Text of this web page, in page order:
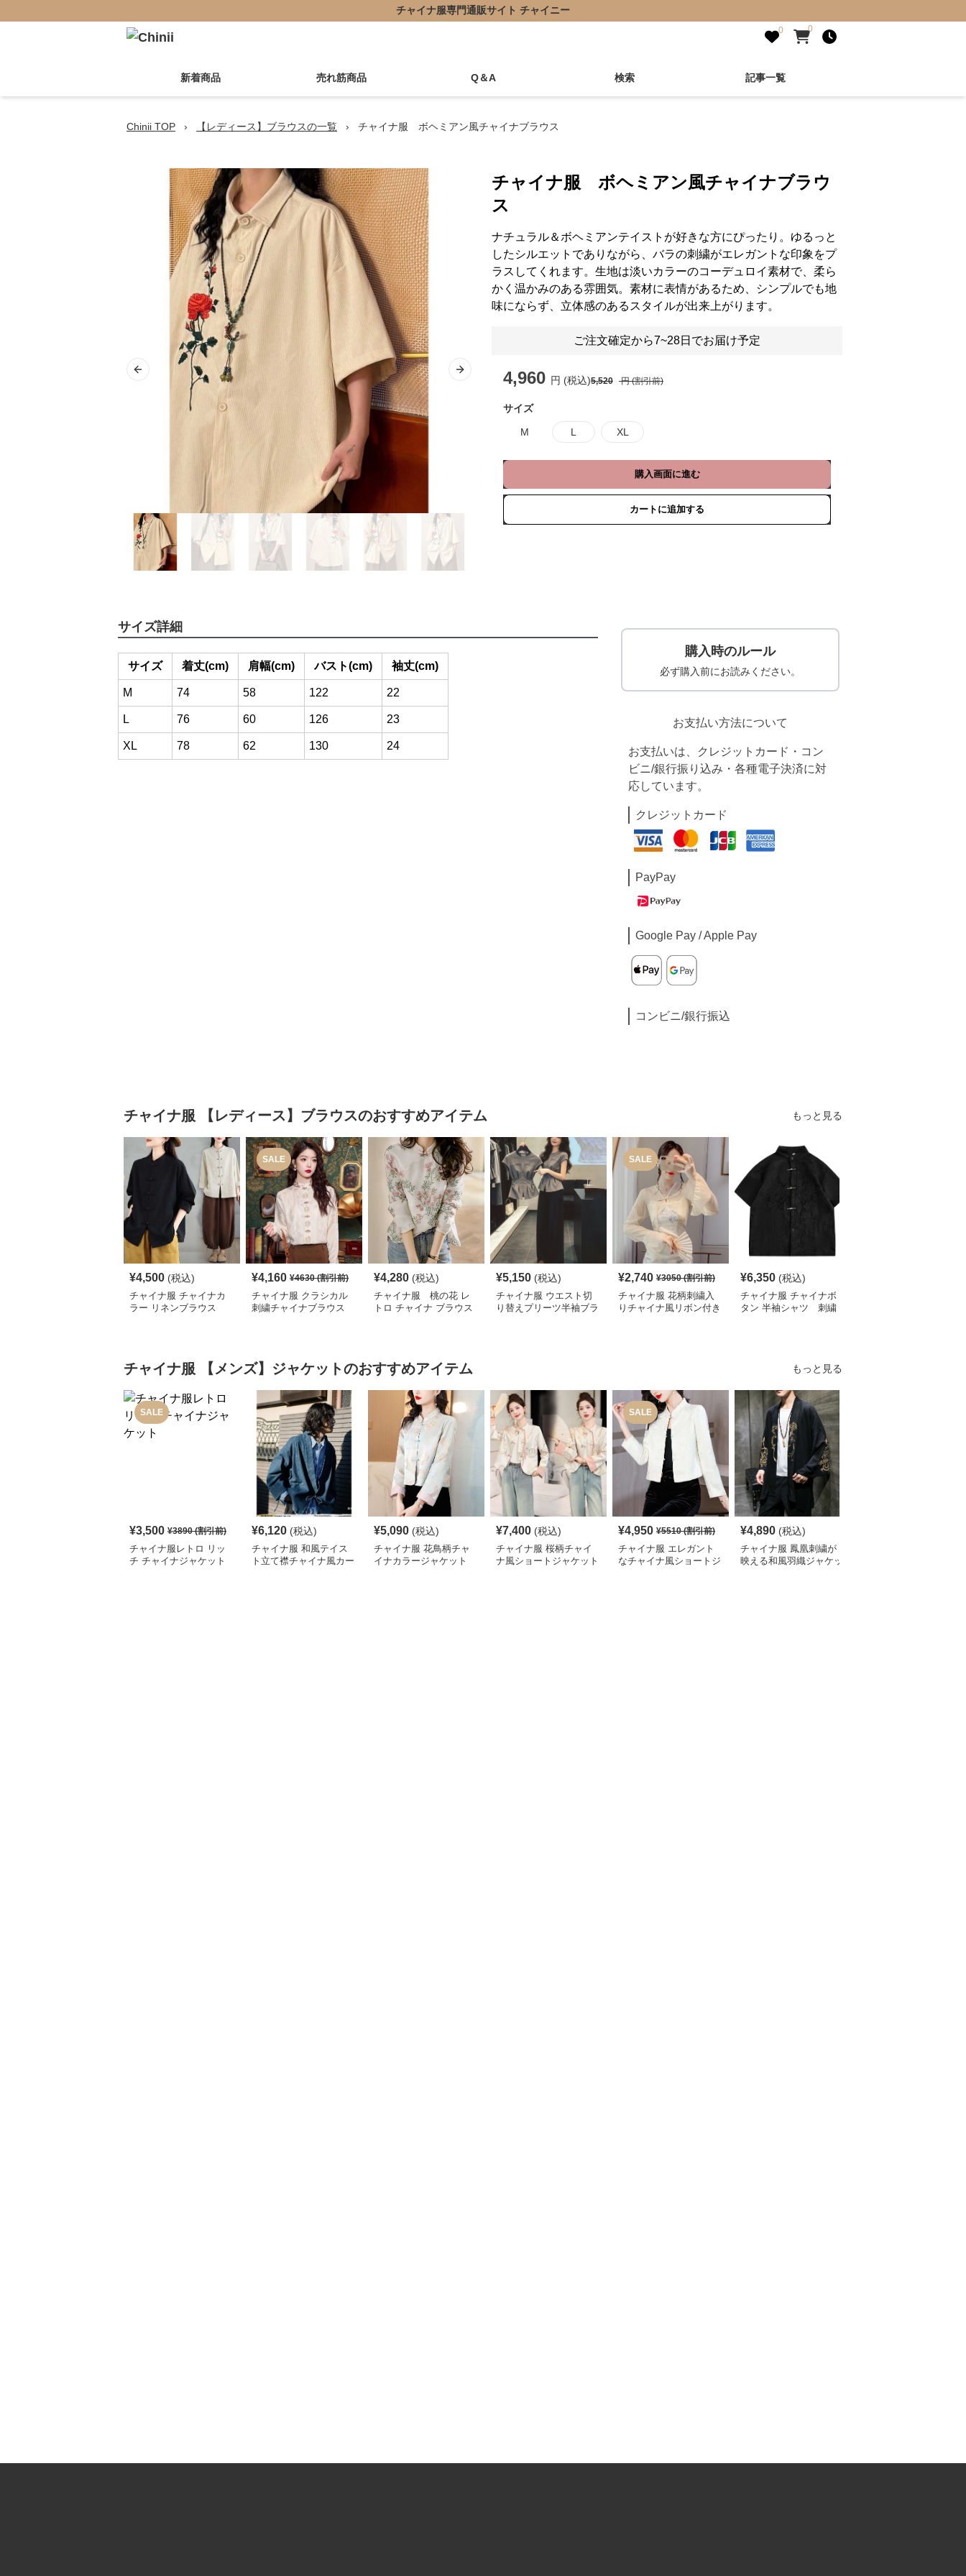
チャイナ服専門通販サイト チャイニー
0 0
新着商品 売れ筋商品 Q＆A 検索 記事一覧
Chinii TOP › 【レディース】ブラウスの一覧 › チャイナ服 ボヘミアン風チャイナブラウス
Previous slide Next slide
チャイナ服 ボヘミアン風チャイナブラウ
ス
ナチュラル＆ボヘミアンテイストが好きな方にぴったり。ゆるっと
したシルエットでありながら、バラの刺繍がエレガントな印象をプ
ラスしてくれます。生地は淡いカラーのコーデュロイ素材で、柔ら
かく温かみのある雰囲気。素材に表情があるため、シンプルでも地
味にならず、立体感のあるスタイルが出来上がります。
ご注文確定から7~28日でお届け予定
4,960 円 (税込)5,520 円 (割引前)
サイズ
M L XL
購入画面に進む
カートに追加する
サイズ詳細
サイズ 着丈(cm) 肩幅(cm) バスト(cm) 袖丈(cm)
M 74 58 122 22
L 76 60 126 23
XL 78 62 130 24
購入時のルール
必ず購入前にお読みください。
お支払い方法について
お支払いは、クレジットカード・コン
ビニ/銀行振り込み・各種電子決済に対
応しています。
クレジットカード
PayPay
Google Pay / Apple Pay
コンビニ/銀行振込
チャイナ服 【レディース】ブラウスのおすすめアイテム もっと見る
¥4,500 (税込)
チャイナ服 チャイナカ
ラー リネンブラウス
SALE
¥4,160 ¥4630(割引前)
チャイナ服 クラシカル
刺繍チャイナブラウス
¥4,280 (税込)
チャイナ服 桃の花 レ
トロ チャイナ ブラウス
¥5,150 (税込)
チャイナ服 ウエスト切
り替えプリーツ半袖ブラ
SALE
¥2,740 ¥3050(割引前)
チャイナ服 花柄刺繍入
りチャイナ風リボン付き
¥6,350 (税込)
チャイナ服 チャイナボ
タン 半袖シャツ 刺繍
チャイナ服 【メンズ】ジャケットのおすすめアイテム もっと見る
SALE
¥3,500 ¥3890(割引前)
チャイナ服レトロ リッ
チ チャイナジャケット
¥6,120 (税込)
チャイナ服 和風テイス
ト立て襟チャイナ風カー
¥5,090 (税込)
チャイナ服 花鳥柄チャ
イナカラージャケット
¥7,400 (税込)
チャイナ服 桜柄チャイ
ナ風ショートジャケット
SALE
¥4,950 ¥5510(割引前)
チャイナ服 エレガント
なチャイナ風ショートジ
¥4,890 (税込)
チャイナ服 鳳凰刺繍が
映える和風羽織ジャケッ